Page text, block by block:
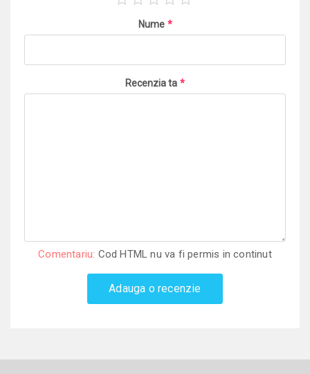
Nume *
Recenzia ta *
Comentariu: Cod HTML nu va fi permis in continut
Adauga o recenzie